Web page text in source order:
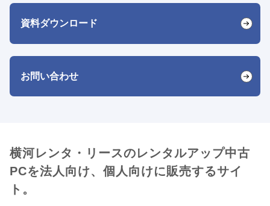
資料ダウンロード
お問い合わせ
横河レンタ・リースのレンタルアップ中古
PCを法人向け、個人向けに販売するサイ
ト。